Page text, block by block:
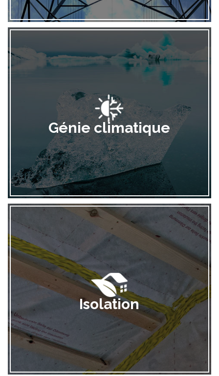
Génie climatique
Isolation